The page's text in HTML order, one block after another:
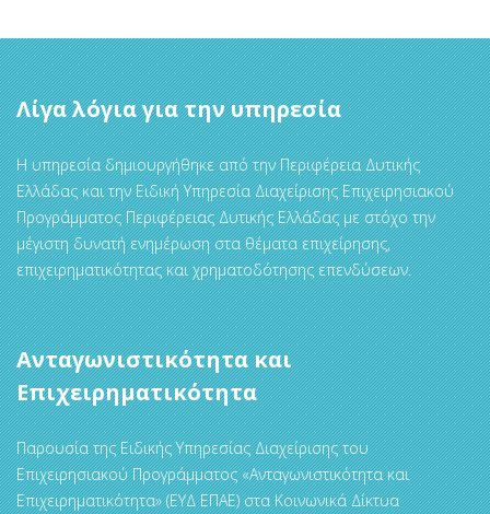
Λίγα λόγια για την υπηρεσία
Η υπηρεσία δημιουργήθηκε από την Περιφέρεια Δυτικής
Ελλάδας και την Ειδική Υπηρεσία Διαχείρισης Επιχειρησιακού
Προγράμματος Περιφέρειας Δυτικής Ελλάδας με στόχο την
μέγιστη δυνατή ενημέρωση στα θέματα επιχείρησης,
επιχειρηματικότητας και χρηματοδότησης επενδύσεων.
Ανταγωνιστικότητα και
Επιχειρηματικότητα
Παρουσία της Ειδικής Υπηρεσίας Διαχείρισης του
Επιχειρησιακού Προγράμματος «Ανταγωνιστικότητα και
Επιχειρηματικότητα» (ΕΥΔ ΕΠΑΕ) στα Κοινωνικά Δίκτυα